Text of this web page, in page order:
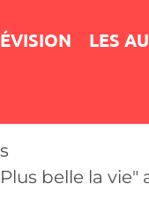
LES
belle la